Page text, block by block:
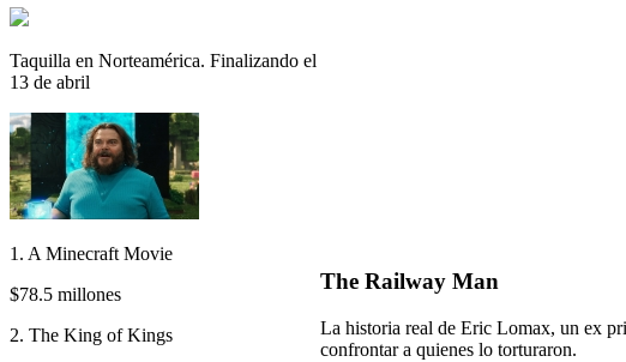
Taquilla en Norteamérica. Finalizando el
13 de abril
1. A Minecraft Movie
$78.5 millones
2. The King of Kings
The Railway Man
La historia real de Eric Lomax, un ex
confrontar a quienes lo torturaron.